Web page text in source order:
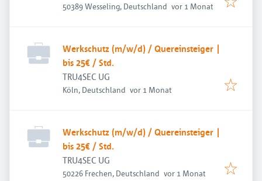
50389 Wesseling, Deutschland Veröffentlicht
vor 1 Monat
Werkschutz (m/w/d) / Quereinsteiger |
bis 25€ / Std.
TRU4SEC UG
Köln, Deutschland Veröffentlicht
vor 1 Monat
Werkschutz (m/w/d) / Quereinsteiger |
bis 25€ / Std.
TRU4SEC UG
50226 Frechen, Deutschland Veröffentlicht
vor 1 Monat